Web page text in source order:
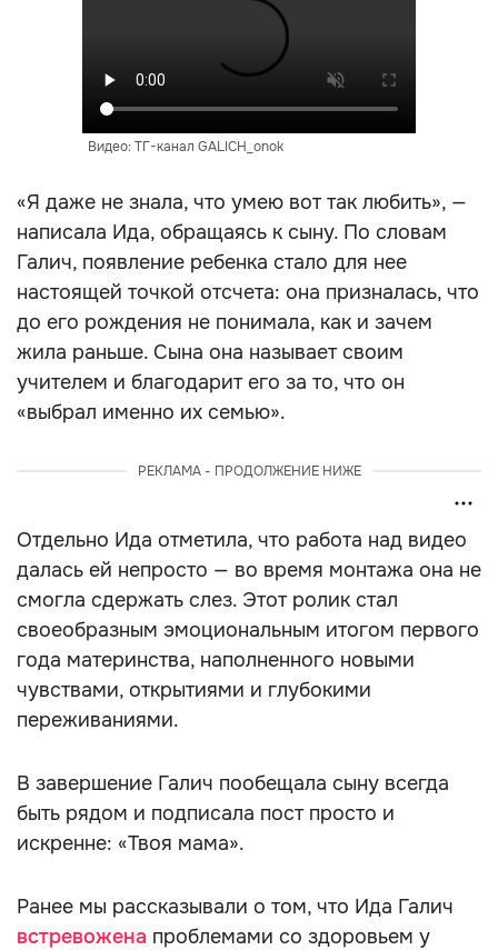
Видео: ТГ-канал GALICH_onok
«Я даже не знала, что умею вот так любить», —
написала Ида, обращаясь к сыну. По словам
Галич, появление ребенка стало для нее
настоящей точкой отсчета: она призналась, что
до его рождения не понимала, как и зачем
жила раньше. Сына она называет своим
учителем и благодарит его за то, что он
«выбрал именно их семью».
РЕКЛАМА - ПРОДОЛЖЕНИЕ НИЖЕ
Отдельно Ида отметила, что работа над видео
далась ей непросто — во время монтажа она не
смогла сдержать слез. Этот ролик стал
своеобразным эмоциональным итогом первого
года материнства, наполненного новыми
чувствами, открытиями и глубокими
переживаниями.
В завершение Галич пообещала сыну всегда
быть рядом и подписала пост просто и
искренне: «Твоя мама».
Ранее мы рассказывали о том, что Ида Галич
встревожена проблемами со здоровьем у